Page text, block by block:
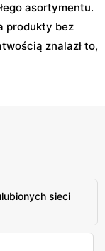
asortymentu.
produkty bez
znalazł to,
sieci